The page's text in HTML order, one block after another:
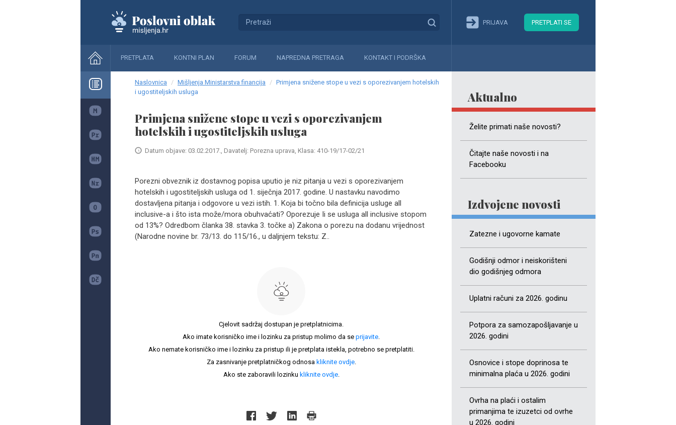
PRIJAVA PRETPLATI SE
PRETPLATA KONTNI PLAN FORUM NAPREDNA PRETRAGA KONTAKT I PODRŠKA
Aktualno
Želite primati naše novosti?
Čitajte naše novosti i na
Facebooku
Izdvojene novosti
Zatezne i ugovorne kamate
Godišnji odmor i neiskorišteni
dio godišnjeg odmora
Uplatni računi za 2026. godinu
Potpora za samozapošljavanje u
2026. godini
Osnovice i stope doprinosa te
minimalna plaća u 2026. godini
Ovrha na plaći i ostalim
primanjima te izuzetci od ovrhe
u 2026. godini
Naslovnica Mišljenja Ministarstva financija
Primjena snižene stope u vezi s oporezivanjem hotelskih
i ugostiteljskih usluga
Primjena snižene stope u vezi s oporezivanjem
hotelskih i ugostiteljskih usluga
Datum objave: 03.02.2017., Davatelj: Porezna uprava, Klasa: 410-19/17-02/21
Porezni obveznik iz dostavnog popisa uputio je niz pitanja u vezi s oporezivanjem
hotelskih i ugostiteljskih usluga od 1. siječnja 2017. godine. U nastavku navodimo
dostavljena pitanja i odgovore u vezi istih. 1. Koja bi točno bila definicija usluge all
inclusive-a i što ista može/mora obuhvaćati? Oporezuje Ii se usluga all inclusive stopom
od 13%? Odredbom članka 38. stavka 3. točke a) Zakona o porezu na dodanu vrijednost
(Narodne novine br. 73/13. do 115/16., u daljnjem tekstu: Z..
Cjelovit sadržaj dostupan je pretplatnicima.
Ako imate korisničko ime i lozinku za pristup molimo da se prijavite.
Ako nemate korisničko ime i lozinku za pristup ili je pretplata istekla, potrebno se pretplatiti.
Za zasnivanje pretplatničkog odnosa kliknite ovdje.
Ako ste zaboravili lozinku kliknite ovdje.